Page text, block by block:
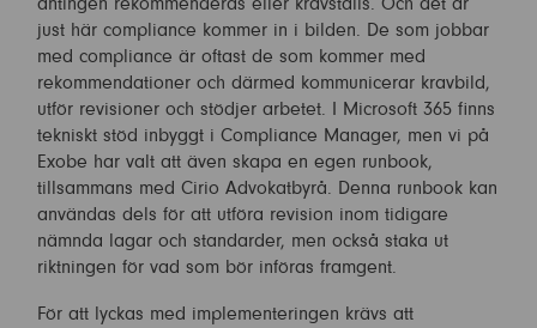
just här compliance kommer in i bilden. De som jobbar
med compliance är oftast de som kommer med
rekommendationer och därmed kommunicerar kravbild,
utför revisioner och stödjer arbetet. I Microsoft 365 finns
tekniskt stöd inbyggt i Compliance Manager, men vi på
Exobe har valt att även skapa en egen runbook,
tillsammans med Cirio Advokatbyrå. Denna runbook kan
användas dels för att utföra revision inom tidigare
nämnda lagar och standarder, men också staka ut
riktningen för vad som bör införas framgent.
För att lyckas med implementeringen krävs att